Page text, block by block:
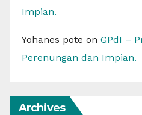
Impian.
Yohanes pote on GPdI –
Perenungan dan Impian.
Archives